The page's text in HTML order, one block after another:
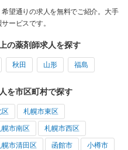
望通りの求人を無料でご紹介。大手
ービスです。
の薬剤師求人を探す
秋田 山形 福島
を市区町村で探す
区 札幌市東区
幌市南区 札幌市西区
幌市清田区 函館市 小樽市